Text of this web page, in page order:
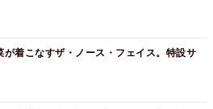
が着こなすザ・ノース・フェイス。特設サ